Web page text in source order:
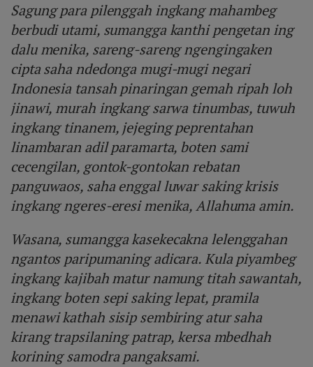
Sagung para pilenggah ingkang mahambeg
berbudi utami, sumangga kanthi pengetan ing
dalu menika, sareng-sareng ngengingaken
cipta saha ndedonga mugi-mugi negari
Indonesia tansah pinaringan gemah ripah loh
jinawi, murah ingkang sarwa tinumbas, tuwuh
ingkang tinanem, jejeging peprentahan
linambaran adil paramarta, boten sami
cecengilan, gontok-gontokan rebatan
panguwaos, saha enggal luwar saking krisis
ingkang ngeres-eresi menika, Allahuma amin.
Wasana, sumangga kasekecakna lelenggahan
ngantos paripumaning adicara. Kula piyambeg
ingkang kajibah matur namung titah sawantah,
ingkang boten sepi saking lepat, pramila
menawi kathah sisip sembiring atur saha
kirang trapsilaning patrap, kersa mbedhah
korining samodra pangaksami.